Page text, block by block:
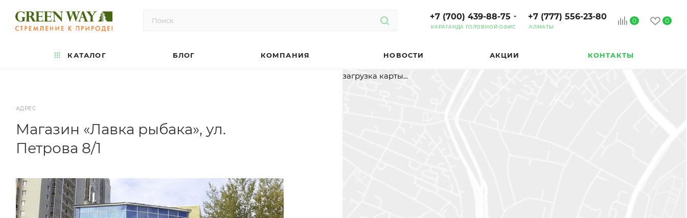
0 0
+7 (777) 556-23-80
АЛМАТЫ
+7 (700) 439-88-75
КАРАГАНДА ГОЛОВНОЙ ОФИС
КАТАЛОГ БЛОГ КОМПАНИЯ НОВОСТИ АКЦИИ КОНТАКТЫ
АДРЕС
Магазин «Лавка рыбака», ул.
Петрова 8/1
загрузка карты...